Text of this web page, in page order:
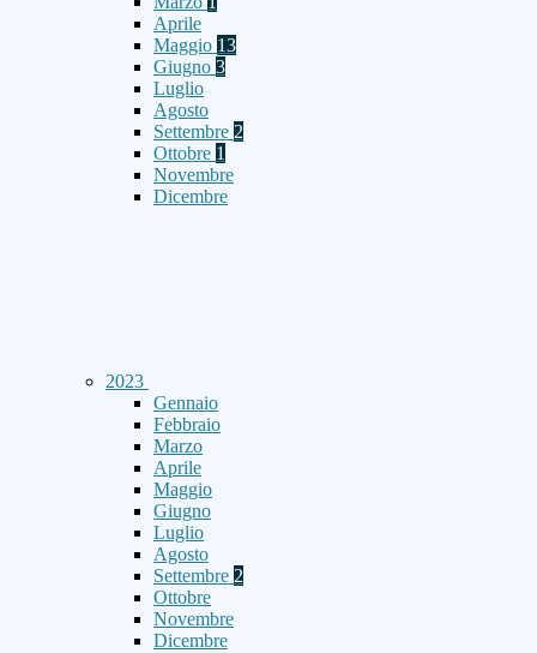
Aprile
Maggio 13
Giugno 3
Luglio
Agosto
Settembre 2
Ottobre 1
Novembre
Dicembre
2023
Gennaio
Febbraio
Marzo
Aprile
Maggio
Giugno
Luglio
Agosto
Settembre 2
Ottobre
Novembre
Dicembre